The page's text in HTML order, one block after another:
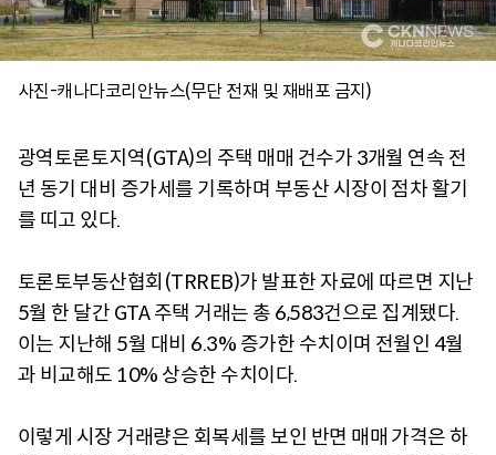
사진-캐나다코리안뉴스(무단 전재 및 재배포 금지)
광역토론토지역(GTA)의 주택 매매 건수가 3개월 연속 전
년 동기 대비 증가세를 기록하며 부동산 시장이 점차 활기
를 띠고 있다.
토론토부동산협회(TRREB)가 발표한 자료에 따르면 지난
5월 한 달간 GTA 주택 거래는 총 6,583건으로 집계됐다.
이는 지난해 5월 대비 6.3% 증가한 수치이며 전월인 4월
과 비교해도 10% 상승한 수치이다.
이렇게 시장 거래량은 회복세를 보인 반면 매매 가격은 하